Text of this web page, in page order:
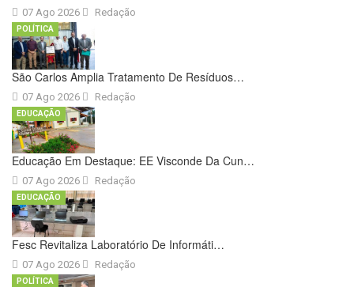
07 Ago 2026 Redação
São Carlos Amplia Tratamento De Resíduos…
07 Ago 2026
POLÍTICA
Redação
Educação Em Destaque: EE Visconde Da Cun…
07 Ago 2026
EDUCAÇÃO
Redação
Fesc Revitaliza Laboratório De Informáti…
07 Ago 2026
EDUCAÇÃO
Redação
POLÍTICA